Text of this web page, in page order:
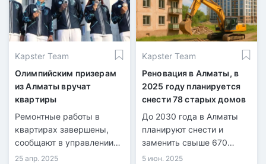
Kapster Team
Олимпийским призерам
из Алматы вручат
квартиры
Ремонтные работы в
квартирах завершены,
сообщают в управлении
спорта города.
25 апр. 2025
Kapster Team
Реновация в Алматы, в
2025 году планируется
снести 78 старых домов
До 2030 года в Алматы
планируют снести и
заменить свыше 670
ветхих домов.
5 июн. 2025